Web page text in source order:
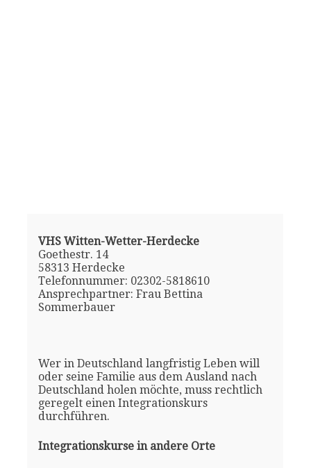
VHS Witten-Wetter-Herdecke
Goethestr. 14
58313 Herdecke
Telefonnummer: 02302-5818610
Ansprechpartner: Frau Bettina
Sommerbauer
Wer in Deutschland langfristig Leben will
oder seine Familie aus dem Ausland nach
Deutschland holen möchte, muss rechtlich
geregelt einen Integrationskurs
durchführen.
Integrationskurse in andere Orte